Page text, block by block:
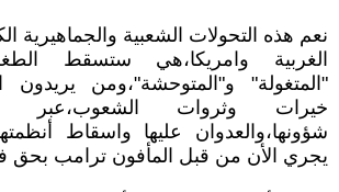
نعم هذه التحولات الشعبية والجماهيرية
الغربية وامريكا،هي ستسقط
"المتغولة" و"المتوحشة"،ومن
خيرات وثروات الشعوب،عبر
شؤونها،والعدوان عليها واسقاط
يجري الأن من قبل المأفون ترامب بحق